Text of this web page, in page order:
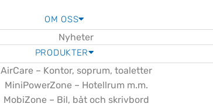
OM OSS
Nyheter
PRODUKTER
AirCare – Kontor, soprum, toaletter
MiniPowerZone – Hotellrum m.m.
MobiZone – Bil, båt och skrivbord